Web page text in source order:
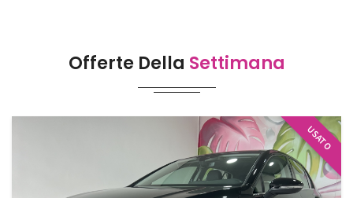
Offerte Della Settimana
USATO